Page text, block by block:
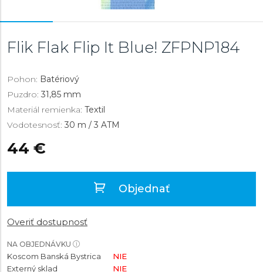
Flik Flak Flip It Blue! ZFPNP184
Pohon: Batériový
Puzdro: 31,85 mm
Materiál remienka: Textil
Vodotesnosť: 30 m / 3 ATM
44 €
Objednať
Overiť dostupnosť
NA OBJEDNÁVKU
Koscom Banská Bystrica
NIE
Externý sklad
NIE